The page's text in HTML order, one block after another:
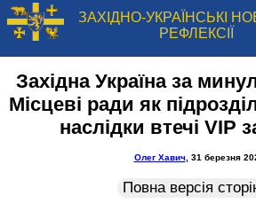
ЗАХІДНО-УКРАЇНСЬКІ
РЕФЛЕКСІЇ
Західна Україна за
Місцеві ради як
наслідки втечі VIP
Олег Хавич, 31 березня
Повна версія